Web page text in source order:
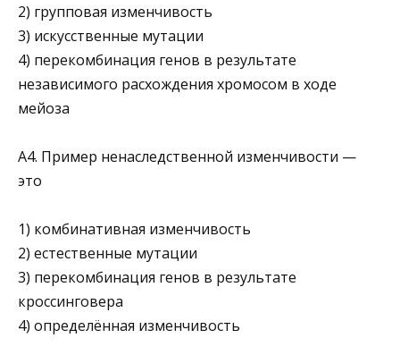
2) групповая изменчивость
3) искусственные мутации
4) перекомбинация генов в результате
независимого рас­хождения хромосом в ходе
мейоза
А4. Пример ненаследственной изменчивости —
это
1) комбинативная изменчивость
2) естественные мутации
3) перекомбинация генов в результате
кроссинговера
4) определённая изменчивость